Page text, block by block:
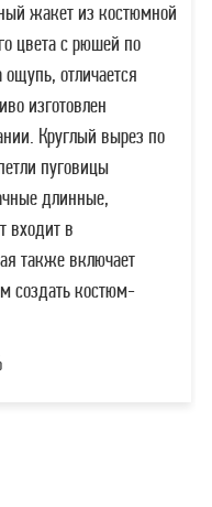
жакет из костюмной
цвета с рюшей по
отличается
изготовлен
Круглый вырез по
пуговицы
длинные,
входит в
также включает
создать костюм-